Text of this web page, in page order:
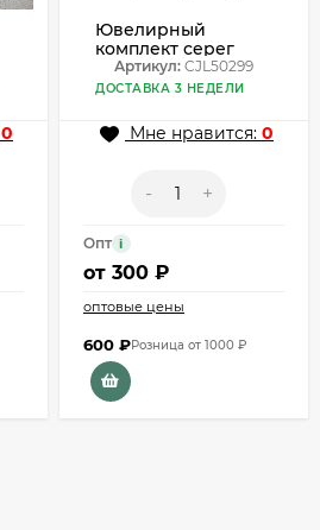
0
Ювелирный
комплект серег
CJL50299
Артикул: CJL50299
ДОСТАВКА 3 НЕДЕЛИ
Мне нравится: 0
- +
Опт i
от 300 ₽
оптовые цены
600 ₽Розница от 1000 ₽